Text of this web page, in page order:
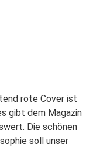
rote Cover ist
gibt dem Magazin
Die schönen
soll unser